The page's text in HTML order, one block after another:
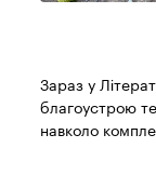
Зараз у
благоустрою
навколо